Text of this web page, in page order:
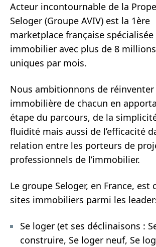
Acteur incontournable de la
Seloger (Groupe AVIV) est la 1ère
marketplace française spécialisée
immobilier avec plus de 8
uniques par mois.
Nous ambitionnons de réinventer
immobilière de chacun en
étape du parcours, de la
fluidité mais aussi de l’efficacité
relation entre les porteurs de
professionnels de l’immobilier.
Le groupe Seloger, en France, est
sites immobiliers parmi les
Se loger (et ses déclinaisons :
construire, Se loger neuf, Se